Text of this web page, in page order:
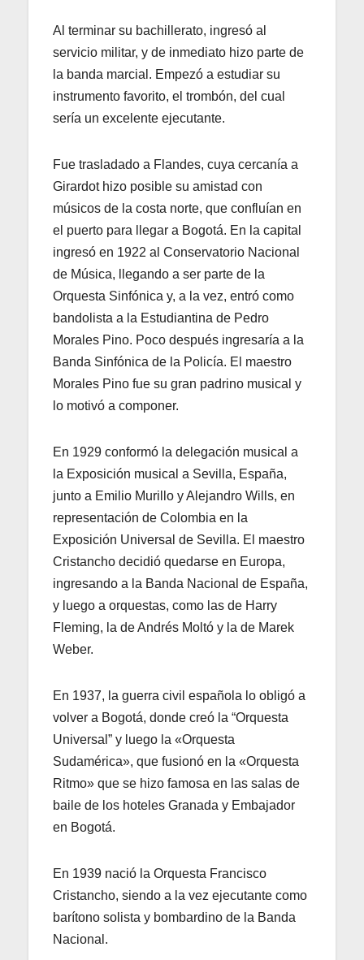
Al terminar su bachillerato, ingresó al
servicio militar, y de inmediato hizo parte de
la banda marcial. Empezó a estudiar su
instrumento favorito, el trombón, del cual
sería un excelente ejecutante.
Fue trasladado a Flandes, cuya cercanía a
Girardot hizo posible su amistad con
músicos de la costa norte, que confluían en
el puerto para llegar a Bogotá. En la capital
ingresó en 1922 al Conservatorio Nacional
de Música, llegando a ser parte de la
Orquesta Sinfónica y, a la vez, entró como
bandolista a la Estudiantina de Pedro
Morales Pino. Poco después ingresaría a la
Banda Sinfónica de la Policía. El maestro
Morales Pino fue su gran padrino musical y
lo motivó a componer.
En 1929 conformó la delegación musical a
la Exposición musical a Sevilla, España,
junto a Emilio Murillo y Alejandro Wills, en
representación de Colombia en la
Exposición Universal de Sevilla. El maestro
Cristancho decidió quedarse en Europa,
ingresando a la Banda Nacional de España,
y luego a orquestas, como las de Harry
Fleming, la de Andrés Moltó y la de Marek
Weber.
En 1937, la guerra civil española lo obligó a
volver a Bogotá, donde creó la “Orquesta
Universal” y luego la «Orquesta
Sudamérica», que fusionó en la «Orquesta
Ritmo» que se hizo famosa en las salas de
baile de los hoteles Granada y Embajador
en Bogotá.
En 1939 nació la Orquesta Francisco
Cristancho, siendo a la vez ejecutante como
barítono solista y bombardino de la Banda
Nacional.